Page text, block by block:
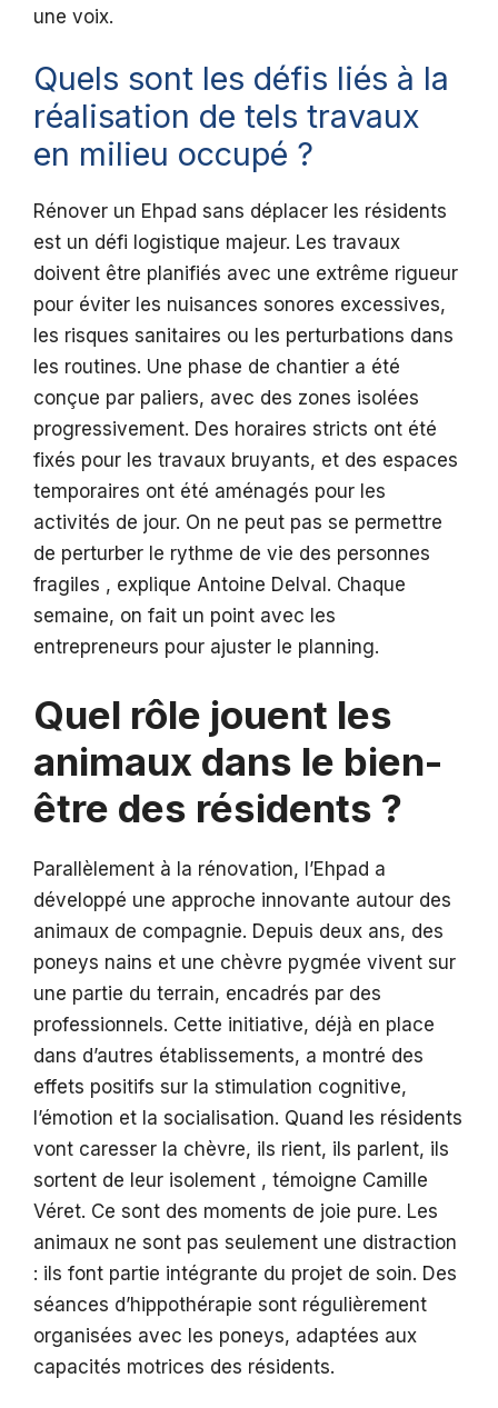
une voix.
Quels sont les défis liés à la
réalisation de tels travaux
en milieu occupé ?
Rénover un Ehpad sans déplacer les résidents
est un défi logistique majeur. Les travaux
doivent être planifiés avec une extrême rigueur
pour éviter les nuisances sonores excessives,
les risques sanitaires ou les perturbations dans
les routines. Une phase de chantier a été
conçue par paliers, avec des zones isolées
progressivement. Des horaires stricts ont été
fixés pour les travaux bruyants, et des espaces
temporaires ont été aménagés pour les
activités de jour. On ne peut pas se permettre
de perturber le rythme de vie des personnes
fragiles , explique Antoine Delval. Chaque
semaine, on fait un point avec les
entrepreneurs pour ajuster le planning.
Quel rôle jouent les
animaux dans le bien-
être des résidents ?
Parallèlement à la rénovation, l’Ehpad a
développé une approche innovante autour des
animaux de compagnie. Depuis deux ans, des
poneys nains et une chèvre pygmée vivent sur
une partie du terrain, encadrés par des
professionnels. Cette initiative, déjà en place
dans d’autres établissements, a montré des
effets positifs sur la stimulation cognitive,
l’émotion et la socialisation. Quand les résidents
vont caresser la chèvre, ils rient, ils parlent, ils
sortent de leur isolement , témoigne Camille
Véret. Ce sont des moments de joie pure. Les
animaux ne sont pas seulement une distraction
: ils font partie intégrante du projet de soin. Des
séances d’hippothérapie sont régulièrement
organisées avec les poneys, adaptées aux
capacités motrices des résidents.